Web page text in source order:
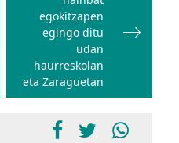
egokitzapen
egingo ditu
udan
haurreskolan
eta Zaraguetan